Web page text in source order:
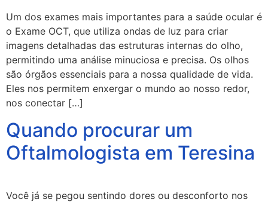
Um dos exames mais importantes para a saúde ocular é
o Exame OCT, que utiliza ondas de luz para criar
imagens detalhadas das estruturas internas do olho,
permitindo uma análise minuciosa e precisa. Os olhos
são órgãos essenciais para a nossa qualidade de vida.
Eles nos permitem enxergar o mundo ao nosso redor,
nos conectar […]
Quando procurar um
Oftalmologista em Teresina
Você já se pegou sentindo dores ou desconforto nos